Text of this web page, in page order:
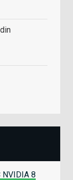
NVIDIA 8